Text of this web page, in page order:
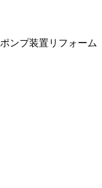
ンプ装置 リフォーム